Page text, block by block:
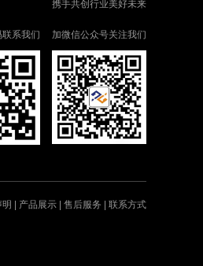
携手共创行业美好未来
系我们 加微信公众号关注我们
产品展示 售后服务 联系方式